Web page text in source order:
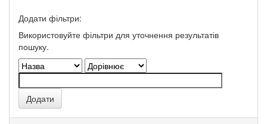
Додати фільтри:
Використовуйте фільтри для уточнення результатів
пошуку.